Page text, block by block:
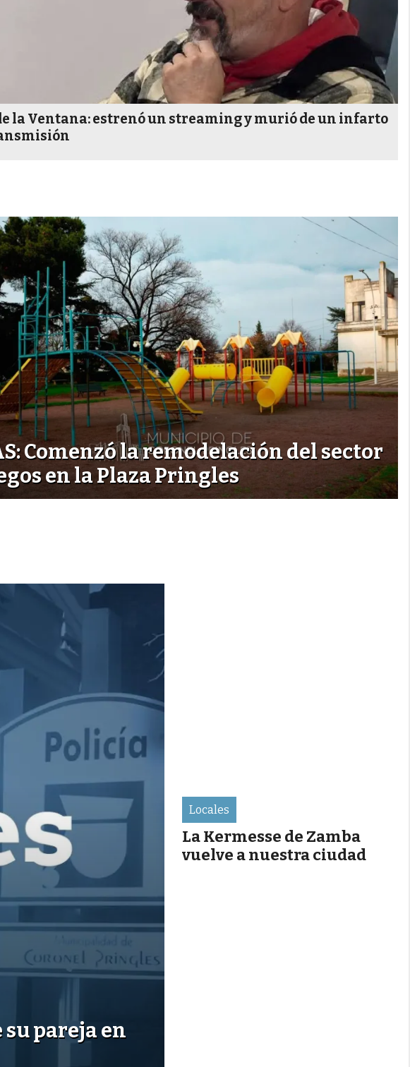
la Ventana: estrenó un streaming y murió de un infarto
Comenzó la remodelación del sector
en la Plaza Pringles
su pareja en
Locales
La Kermesse de Zamba
vuelve a nuestra ciudad